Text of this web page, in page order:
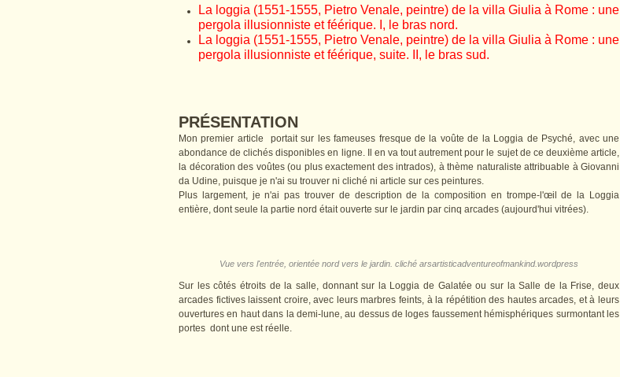
La loggia (1551-1555, Pietro Venale, peintre) de la villa Giulia à Rome : une
pergola illusionniste et féérique. I, le bras nord.
La loggia (1551-1555, Pietro Venale, peintre) de la villa Giulia à Rome : une
pergola illusionniste et féérique, suite. II, le bras sud.
PRÉSENTATION
Mon premier article portait sur les fameuses fresque de la voûte de la Loggia de Psyché, avec une
abondance de clichés disponibles en ligne. Il en va tout autrement pour le sujet de ce deuxième article,
la décoration des voûtes (ou plus exactement des intrados), à thème naturaliste attribuable à Giovanni
da Udine, puisque je n'ai su trouver ni cliché ni article sur ces peintures.
Plus largement, je n'ai pas trouver de description de la composition en trompe-l'œil de la Loggia
entière, dont seule la partie nord était ouverte sur le jardin par cinq arcades (aujourd'hui vitrées).
Vue vers l'entrée, orientée nord vers le jardin. cliché arsartisticadventureofmankind.wordpress
Sur les côtés étroits de la salle, donnant sur la Loggia de Galatée ou sur la Salle de la Frise, deux
arcades fictives laissent croire, avec leurs marbres feints, à la répétition des hautes arcades, et à leurs
ouvertures en haut dans la demi-lune, au dessus de loges faussement hémisphériques surmontant les
portes dont une est réelle.